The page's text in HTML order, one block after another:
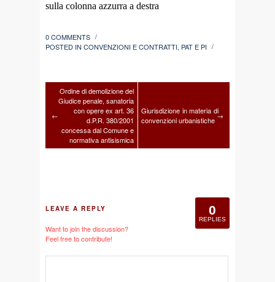
sulla colonna azzurra a destra
0 COMMENTS /
POSTED IN CONVENZIONI E CONTRATTI, PAT E PI /
←
Ordine di demolizione del
Giudice penale, sanatoria
con opere ex art. 36
d.P.R. 380/2001
concessa dal Comune e
normativa antisismica
Giurisdizione in materia di
convenzioni urbanistiche→
0
REPLIES
LEAVE A REPLY
Want to join the discussion?
Feel free to contribute!